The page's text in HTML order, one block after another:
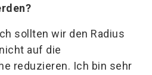
sollten wir den Radius
auf die
reduzieren. Ich bin sehr